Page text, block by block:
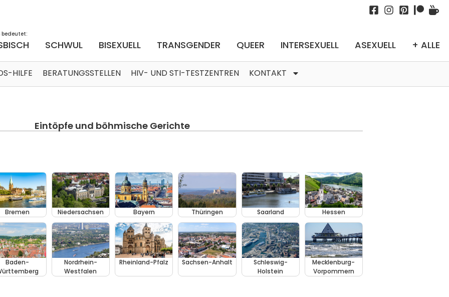
bedeutet:
SCHWUL BISEXUELL TRANSGENDER QUEER INTERSEXUELL ASEXUELL + ALLE
HILFE BERATUNGSSTELLEN HIV- UND STI-TESTZENTREN KONTAKT
Eintöpfe und böhmische Gerichte
Bremen Niedersachsen Bayern Thüringen Saarland Hessen
Baden-
Nordrhein-
Westfalen
Rheinland-Pfalz Sachsen-Anhalt
Schleswig-
Holstein
Mecklenburg-
Vorpommern